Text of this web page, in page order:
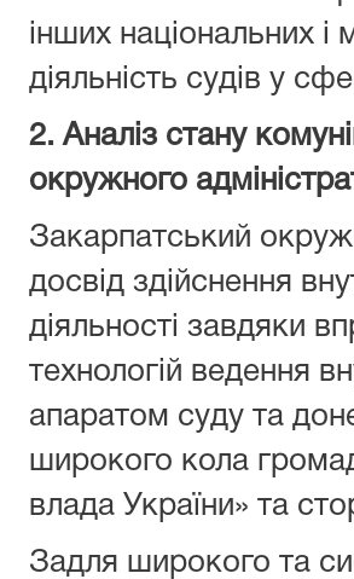
інших національних
діяльність судів у
2. Аналіз стану
окружного
Закарпатський
досвiд здійснення
діяльності завдяки
технологій ведення
апаратом суду та
широкого кола
влада України» та
Задля широкого та